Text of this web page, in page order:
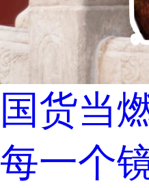
国货当
每一个